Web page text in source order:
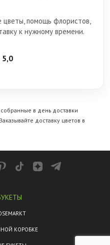
помощь флористов,
к нужному времени.
5,0
в день доставки
доставку цветов в
КОРОБКЕ